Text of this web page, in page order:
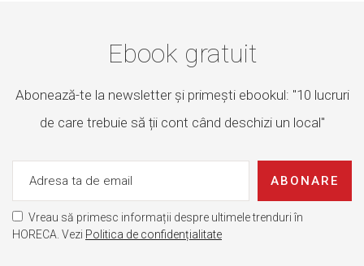
Ebook gratuit
Abonează-te la newsletter și primești ebookul: "10 lucruri
de care trebuie să ții cont când deschizi un local"
ABONARE
Vreau să primesc informații despre ultimele trenduri în
HORECA. Vezi Politica de confidențialitate